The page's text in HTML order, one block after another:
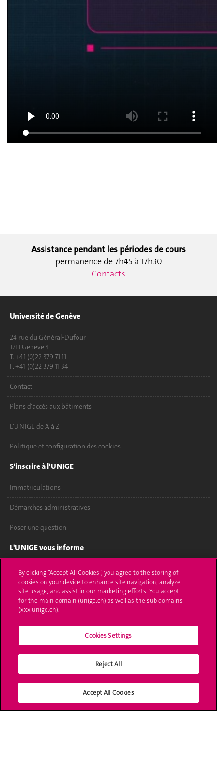
Assistance pendant les périodes de cours
permanence de 7h45 à 17h30
Contacts
Université de Genève
24 rue du Général-Dufour
1211 Genève 4
T. +41 (0)22 379 71 11
F. +41 (0)22 379 11 34
Contact
Plans d'accès aux bâtiments
L'UNIGE de A à Z
Politique et configuration des cookies
S'inscrire à l'UNIGE
Immatriculations
Démarches administratives
Poser une question
L'UNIGE vous informe
UNIGE Mobile
Médias
Offres d'emploi
Bibliothèque
By clicking “Accept All Cookies”, you agree to the storing of
cookies on your device to enhance site navigation, analyze
site usage, and assist in our marketing efforts. You accept
for the main domain (unige.ch) as well as the sub domains
(xxx.unige.ch).
Cookies Settings
Reject All
Accept All Cookies